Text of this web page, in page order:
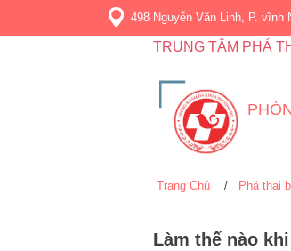
498 Nguyễn Văn Linh, P. vĩnh
TRUNG TÂM PHÁ
Trang Chủ / Phá thai
Làm thế nào